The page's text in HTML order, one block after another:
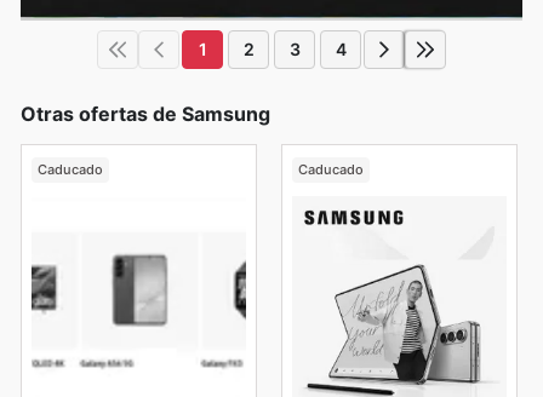
1 2 3 4
Otras ofertas de Samsung
Caducado Caducado